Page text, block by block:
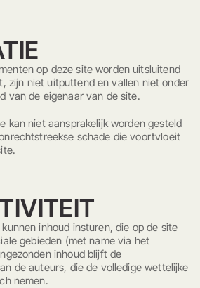
op deze site worden uitsluitend
zijn niet uitputtend en vallen niet onder
van de eigenaar van de site.
kan niet aansprakelijk worden gesteld
schade die voortvloeit
inhoud insturen, die op de site
gebieden (met name via het
inhoud blijft de
de auteurs, die de volledige wettelijke
nemen.